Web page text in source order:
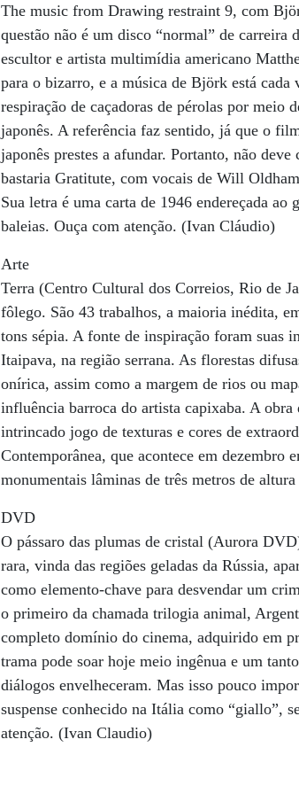
The music from Drawing restraint 9, com
questão não é um disco “normal” de
escultor e artista multimídia americano
para o bizarro, e a música de Björk está
respiração de caçadoras de pérolas por meio
japonês. A referência faz sentido, já que o
japonês prestes a afundar. Portanto, não
bastaria Gratitute, com vocais de Will
Sua letra é uma carta de 1946 endereçada
baleias. Ouça com atenção. (Ivan Cláudio)
Arte
Terra (Centro Cultural dos Correios, Rio de
fôlego. São 43 trabalhos, a maioria inédita,
tons sépia. A fonte de inspiração foram suas
Itaipava, na região serrana. As florestas
onírica, assim como a margem de rios ou
influência barroca do artista capixaba. A
intrincado jogo de texturas e cores de
Contemporânea, que acontece em dezembro
monumentais lâminas de três metros de
DVD
O pássaro das plumas de cristal (Aurora
rara, vinda das regiões geladas da Rússia,
como elemento-chave para desvendar um
o primeiro da chamada trilogia animal,
completo domínio do cinema, adquirido em
trama pode soar hoje meio ingênua e um
diálogos envelheceram. Mas isso pouco
suspense conhecido na Itália como “giallo”,
atenção. (Ivan Claudio)